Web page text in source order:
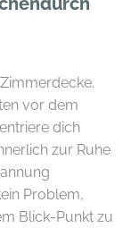
vor dem
dich
zur Ruhe
Problem,
Blick-Punkt zu